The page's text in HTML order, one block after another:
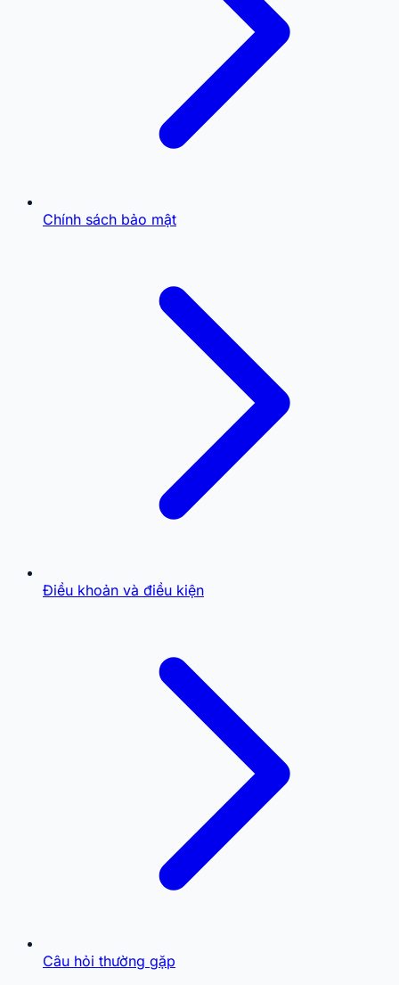
Chính sách bảo mật
Điều khoản và điều kiện
Câu hỏi thường gặp